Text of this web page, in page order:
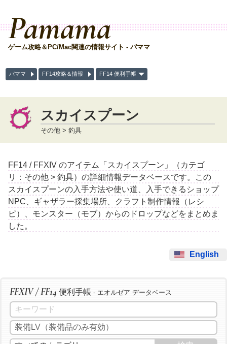
Pamama
ゲーム攻略＆PC/Mac関連の情報サイト - パママ
パママ FF14攻略＆情報 FF14 便利手帳
スカイスプーン
その他 > 釣具
FF14 / FFXIV のアイテム「スカイスプーン」（カテゴ
リ：その他 > 釣具）の詳細情報データベースです。この
スカイスプーンの入手方法や使い道、入手できるショップ
NPC、ギャザラー採集場所、クラフト制作情報（レシ
ピ）、モンスター（モブ）からのドロップなどをまとめま
した。
English
FFXIV / FF14 便利手帳 - エオルゼア データベース